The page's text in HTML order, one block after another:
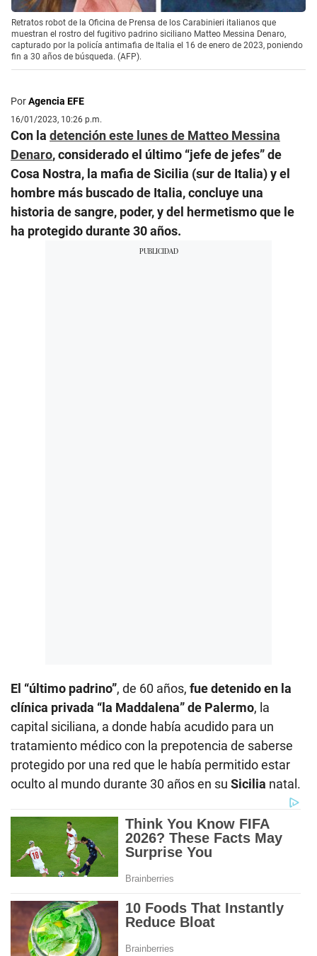
Retratos robot de la Oficina de Prensa de los Carabinieri italianos que
muestran el rostro del fugitivo padrino siciliano Matteo Messina Denaro,
capturado por la policía antimafia de Italia el 16 de enero de 2023, poniendo
fin a 30 años de búsqueda. (AFP).
PorAgencia EFE
16/01/2023, 10:26 p.m.
Con la detención este lunes de Matteo Messina
Denaro, considerado el último “jefe de jefes” de
Cosa Nostra, la mafia de Sicilia (sur de Italia) y el
hombre más buscado de Italia, concluye una
historia de sangre, poder, y del hermetismo que le
ha protegido durante 30 años.
El “último padrino”, de 60 años, fue detenido en la
clínica privada “la Maddalena” de Palermo, la
capital siciliana, a donde había acudido para un
tratamiento médico con la prepotencia de saberse
protegido por una red que le había permitido estar
oculto al mundo durante 30 años en su Sicilia natal.